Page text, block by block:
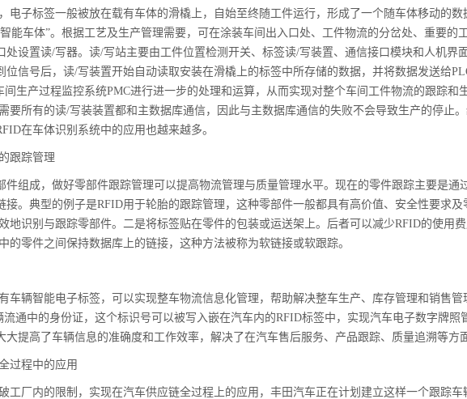
电子标签一般被放在载有车体的滑橇上，自始至终随工件运行，形成了一个随车体移动的
能车体”。根据工艺及生产管理需要，可在涂装车间出入口处、工件物流的分岔处、重要的
处设置读/写器。读/写站主要由工件位置检测开关、标签读/写装置、通信接口模块和人机界
位信号后，读/写装置开始自动读取安装在滑橇上的标签中所存储的数据，并将数据发送给
间生产过程监控系统PMC进行进一步的处理和运算，从而实现对整个车间工件物流的跟踪和
要所有的读/写装装置都和主数据库通信，因此与主数据库通信的失败不会导致生产的停止
在车体识别系统中的应用也越来越多。
跟踪管理
件组成，做好零部件跟踪管理可以提高物流管理与质量管理水平。现在的零件跟踪主要是通
接。典型的例子是RFID用于轮胎的跟踪管理，这种零部件一般都具有高价值、安全性要求
地识别与跟踪零部件。二是将标签贴在零件的包装或运送架上。后者可以减少RFID的使用
的零件之间保持数据库上的链接，这种方法被称为软链接或软跟踪。
车辆智能电子标签，可以实现整车物流信息化管理，帮助解决整车生产、库存管理和销售
通中的身份证，这个标识号可以被写入嵌在汽车内的RFID标签中，实现汽车电子数字牌照
大提高了车辆信息的准确度和工作效率，解决了在汽车售后服务、产品跟踪、质量追溯等方
过程中的应用
工厂内的限制，实现在汽车供应链全过程上的应用，丰田汽车正在计划建立这样一个跟踪车